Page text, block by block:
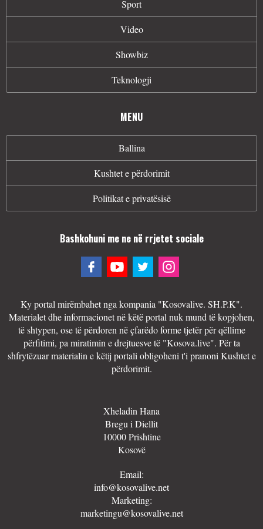
Sport
Video
Showbiz
Teknologji
MENU
Ballina
Kushtet e përdorimit
Politikat e privatësisë
Bashkohuni me ne në rrjetet sociale
Ky portal mirëmbahet nga kompania "Kosovalive. SH.P.K".
Materialet dhe informacionet në këtë portal nuk mund të kopjohen,
të shtypen, ose të përdoren në çfarëdo forme tjetër për qëllime
përfitimi, pa miratimin e drejtuesve të "Kosova.live". Për ta
shfrytëzuar materialin e këtij portali obligoheni t'i pranoni Kushtet e
përdorimit.
Xheladin Hana
Bregu i Diellit
10000 Prishtine
Kosovë
Email:
info@kosovalive.net
Marketing:
marketingu@kosovalive.net